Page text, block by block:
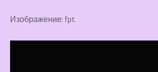
Изображение: fpt.